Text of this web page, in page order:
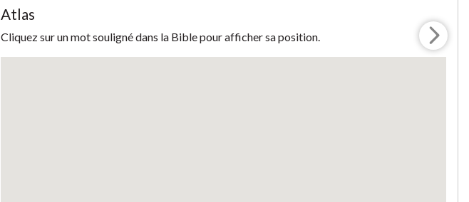
Atlas
Cliquez sur un mot souligné dans la Bible pour afficher sa position.